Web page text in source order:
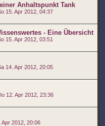
Anhaltspunkt Tank
15. Apr 2012, 04:37
- Eine Übersicht
15. Apr 2012, 03:51
14. Apr 2012, 20:05
12. Apr 2012, 23:36
Apr 2012, 20:06